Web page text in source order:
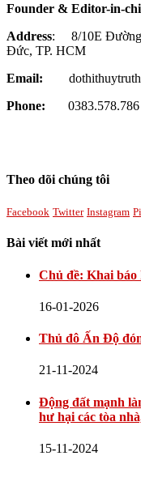
Founder & Editor-in-
Address: 8/10E Đường
Đức, TP. HCM
Email:
Phone: 0383.578.786
Theo dõi chúng tôi
Facebook Twitter Instagram
Bài viết mới nhất
Chủ đề: Khai báo
16-01-2026
Thủ đô Ấn Độ
21-11-2024
Động đất mạnh
hư hại các tòa
15-11-2024